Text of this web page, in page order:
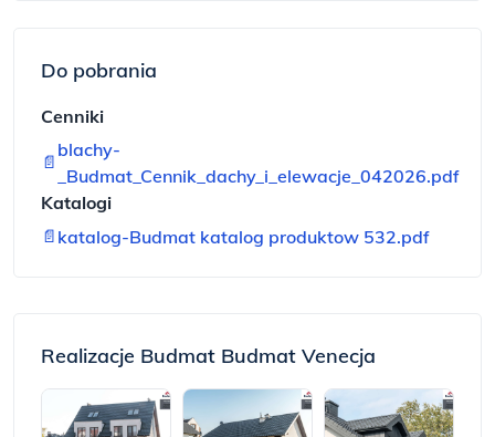
Do pobrania
Cenniki
📄
blachy-
_Budmat_Cennik_dachy_i_elewacje_042026.pdf
Katalogi
📄 katalog-Budmat katalog produktow 532.pdf
Realizacje Budmat Budmat Venecja